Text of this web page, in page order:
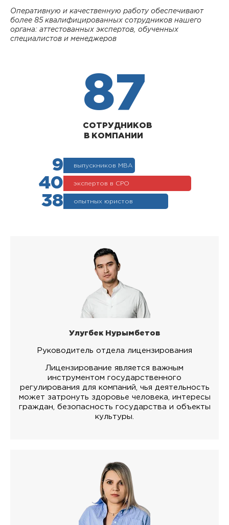
Оперативную и качественную работу обеспечивают
более 85 квалифицированных сотрудников нашего
органа: аттестованных экспертов, обученных
специалистов и менеджеров
87
СОТРУДНИКОВ
В КОМПАНИИ
9 выпускников МВА
40 экспертов в СРО
38 опытных юристов
Улугбек Нурымбетов
Руководитель отдела лицензирования
Лицензирование является важным
инструментом государственного
регулирования для компаний, чья деятельность
может затронуть здоровье человека, интересы
граждан, безопасность государства и объекты
культуры.